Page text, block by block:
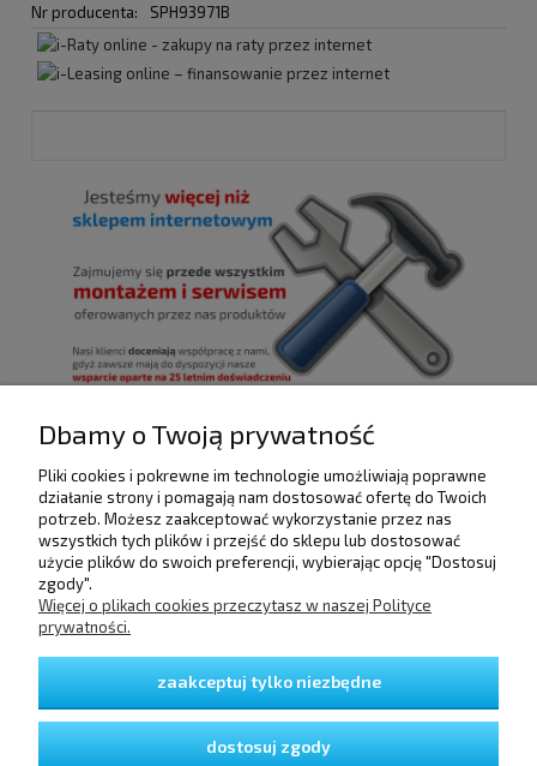
Nr producenta:
SPH93971B
POMOC
DOSTAWA I PŁATNOŚCI
GWARANCJA I ZWROTY
Dbamy o Twoją prywatność
Pliki cookies i pokrewne im technologie umożliwiają poprawne
działanie strony i pomagają nam dostosować ofertę do Twoich
potrzeb. Możesz zaakceptować wykorzystanie przez nas
wszystkich tych plików i przejść do sklepu lub dostosować
użycie plików do swoich preferencji, wybierając opcję "Dostosuj
zgody".
Więcej o plikach cookies przeczytasz w naszej Polityce
prywatności.
zaakceptuj tylko niezbędne
dostosuj zgody